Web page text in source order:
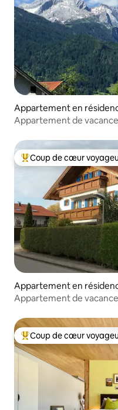
Appartement en
chen
Appartement de
Coups de cœur
Coup de cœur
Appartement en
ee
Appartement de
Coups de cœur
Coup de cœur